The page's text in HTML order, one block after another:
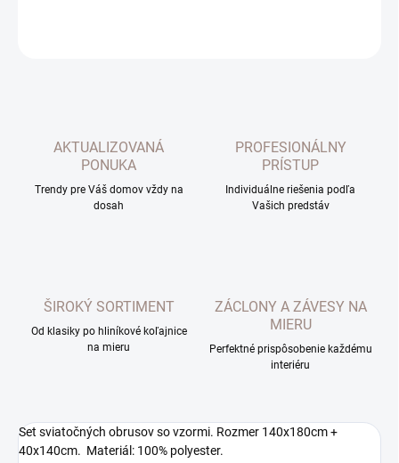
AKTUALIZOVANÁ
PONUKA
Trendy pre Váš domov vždy na
dosah
PROFESIONÁLNY
PRÍSTUP
Individuálne riešenia podľa
Vašich predstáv
ŠIROKÝ SORTIMENT
Od klasiky po hliníkové koľajnice
na mieru
ZÁCLONY A ZÁVESY NA
MIERU
Perfektné prispôsobenie každému
interiéru
Set sviatočných obrusov so vzormi. Rozmer 140x180cm +
40x140cm. Materiál: 100% polyester.